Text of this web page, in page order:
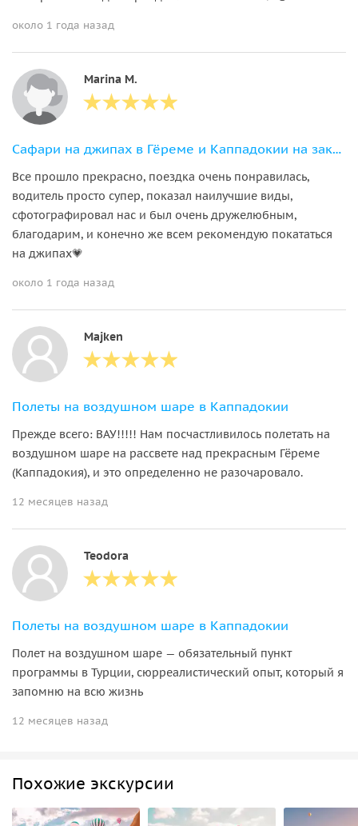
около 1 года назад
Marina M.
Сафари на джипах в Гёреме и Каппадокии на закате или рассвете
Все прошло прекрасно, поездка очень понравилась,
водитель просто супер, показал наилучшие виды,
сфотографировал нас и был очень дружелюбным,
благодарим, и конечно же всем рекомендую покататься
на джипах💗
около 1 года назад
Majken
Полеты на воздушном шаре в Каппадокии
Прежде всего: ВАУ!!!!! Нам посчастливилось полетать на
воздушном шаре на рассвете над прекрасным Гёреме
(Каппадокия), и это определенно не разочаровало.
12 месяцев назад
Teodora
Полеты на воздушном шаре в Каппадокии
Полет на воздушном шаре — обязательный пункт
программы в Турции, сюрреалистический опыт, который я
запомню на всю жизнь
12 месяцев назад
Похожие экскурсии